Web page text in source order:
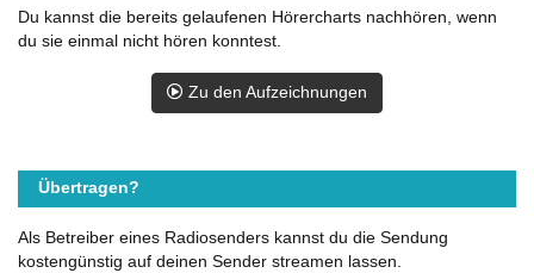
Du kannst die bereits gelaufenen Hörercharts nachhören, wenn
du sie einmal nicht hören konntest.
Zu den Aufzeichnungen
Übertragen?
Als Betreiber eines Radiosenders kannst du die Sendung
kostengünstig auf deinen Sender streamen lassen.